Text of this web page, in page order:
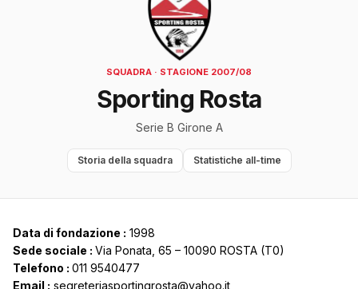
SQUADRA · STAGIONE 2007/08
Sporting Rosta
Serie B Girone A
Storia della squadra Statistiche all-time
Data di fondazione : 1998
Sede sociale : Via Ponata, 65 – 10090 ROSTA (T0)
Telefono : 011 9540477
Email : segreteriasportingrosta@yahoo.it